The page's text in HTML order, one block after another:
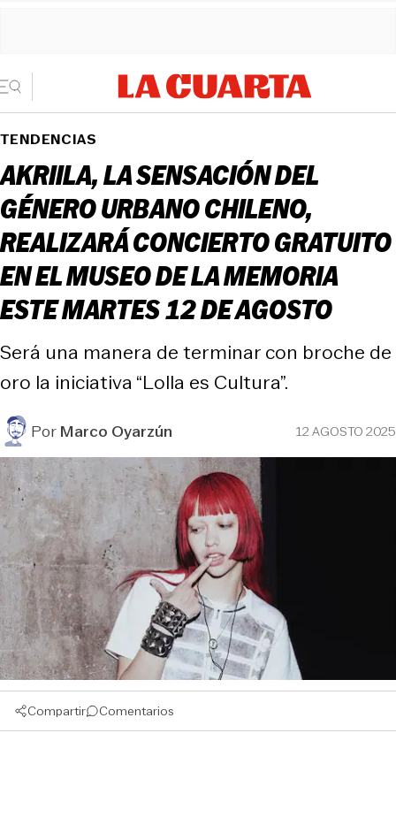
TENDENCIAS
AKRIILA, LA SENSACIÓN DEL
GÉNERO URBANO CHILENO,
REALIZARÁ CONCIERTO GRATUITO
EN EL MUSEO DE LA MEMORIA
ESTE MARTES 12 DE AGOSTO
Será una manera de terminar con broche de
oro la iniciativa “Lolla es Cultura”.
PorMarco Oyarzún 12 AGOSTO 2025
Compartir Comentarios